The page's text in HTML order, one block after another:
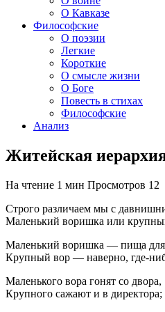
О Кавказе
Философские
О поэзии
Легкие
Короткие
О смысле жизни
О Боге
Повесть в стихах
Философские
Анализ
Житейская
На чтение 1 мин Просмотров 12
Строго различаем мы с
Маленький воришка или
Маленький воришка — пища для
Крупный вор — наверно, где-
Маленького вора гонят со двора,
Крупного сажают и в директора;